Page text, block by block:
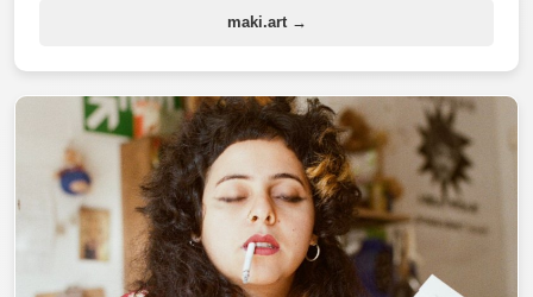
maki.art →